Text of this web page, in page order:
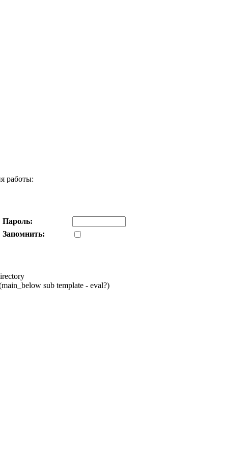
работы:
Пароль:
Запомнить:
sub template - eval?)